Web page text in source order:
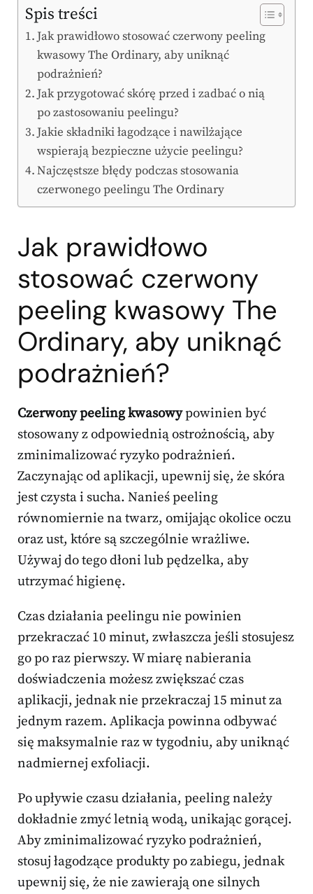
Spis treści
Jak prawidłowo stosować czerwony peeling
kwasowy The Ordinary, aby uniknąć
podrażnień?
Jak przygotować skórę przed i zadbać o nią
po zastosowaniu peelingu?
Jakie składniki łagodzące i nawilżające
wspierają bezpieczne użycie peelingu?
Najczęstsze błędy podczas stosowania
czerwonego peelingu The Ordinary
Jak prawidłowo
stosować czerwony
peeling kwasowy The
Ordinary, aby uniknąć
podrażnień?
Czerwony peeling kwasowypowinien być
stosowany z odpowiednią ostrożnością, aby
zminimalizować ryzyko podrażnień.
Zaczynając od aplikacji, upewnij się, że skóra
jest czysta i sucha. Nanieś peeling
równomiernie na twarz, omijając okolice oczu
oraz ust, które są szczególnie wrażliwe.
Używaj do tego dłoni lub pędzelka, aby
utrzymać higienę.
Czas działania peelingu nie powinien
przekraczać 10 minut, zwłaszcza jeśli stosujesz
go po raz pierwszy. W miarę nabierania
doświadczenia możesz zwiększać czas
aplikacji, jednak nie przekraczaj 15 minut za
jednym razem. Aplikacja powinna odbywać
się maksymalnie raz w tygodniu, aby uniknąć
nadmiernej exfoliacji.
Po upływie czasu działania, peeling należy
dokładnie zmyć letnią wodą, unikając gorącej.
Aby zminimalizować ryzyko podrażnień,
stosuj łagodzące produkty po zabiegu, jednak
upewnij się, że nie zawierają one silnych